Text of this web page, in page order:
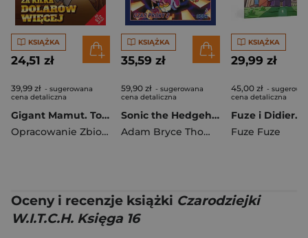
KSIĄŻKA
24,51 zł
39,99 zł - sugerowana
cena detaliczna
Gigant Mamut. Tom 2/2026. Za kilka dolarów więcej
Opracowanie Zbiorowe
KSIĄŻKA
35,59 zł
59,90 zł - sugerowana
cena detaliczna
Sonic the Hedgehog 20. Czas próby 2
Adam Bryce Thomas
Bracardi Curry
KSIĄŻKA
29,99 zł
45,00 zł -
cena detaliczna
Fuze Fuze
Oceny i recenzje książki Czarodziejki
W.I.T.C.H. Księga 16